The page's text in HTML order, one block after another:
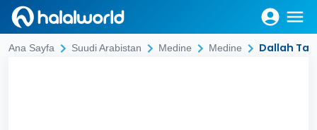
Ana Sayfa Suudi Arabistan Medine Medine Dallah